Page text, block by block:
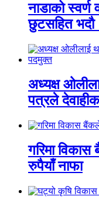
नाडाको स्वर्ण
छुटसहित भदौ
अध्यक्ष
पत्रले
गरिमा
रुपैयाँ नाफा